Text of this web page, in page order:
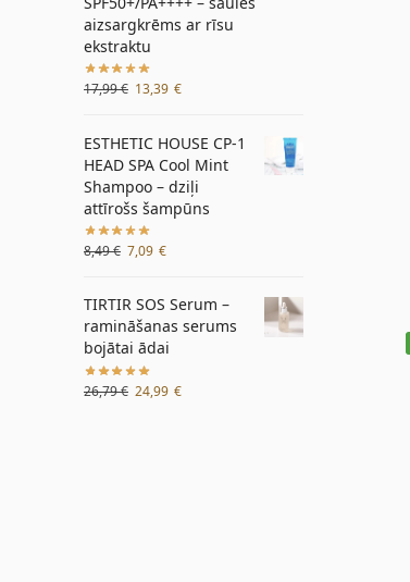
aizsargkrēms ar rīsu
ekstraktu
17,99€ 13,39 €
ESTHETIC HOUSE CP-1
HEAD SPA Cool Mint
Shampoo – dziļi
attīrošs šampūns
8,49€ 7,09 €
TIRTIR SOS Serum –
ramināšanas serums
bojātai ādai
26,79€ 24,99 €